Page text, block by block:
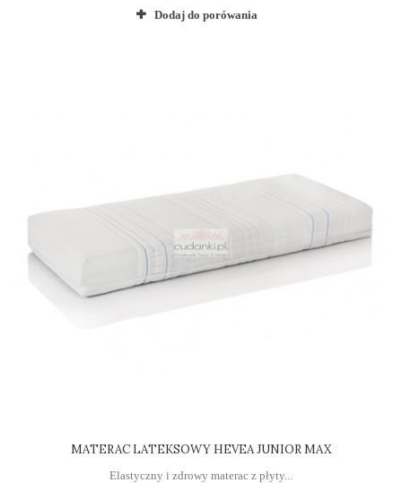
Dodaj do porówania
MATERAC LATEKSOWY HEVEA JUNIOR MAX
Elastyczny i zdrowy materac z płyty...